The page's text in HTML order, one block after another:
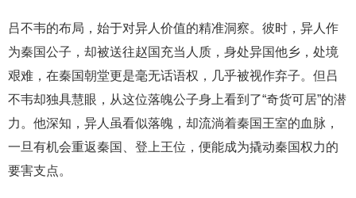
吕不韦的布局，始于对异人价值的精准洞察。彼时，异人作
为秦国公子，却被送往赵国充当人质，身处异国他乡，处境
艰难，在秦国朝堂更是毫无话语权，几乎被视作弃子。但吕
不韦却独具慧眼，从这位落魄公子身上看到了“奇货可居”的潜
力。他深知，异人虽看似落魄，却流淌着秦国王室的血脉，
一旦有机会重返秦国、登上王位，便能成为撬动秦国权力的
要害支点。